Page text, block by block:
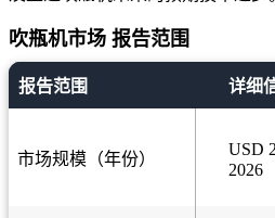
吹瓶机市场 报告范围
报告范围 详细
市场规模（年份）
USD
2026